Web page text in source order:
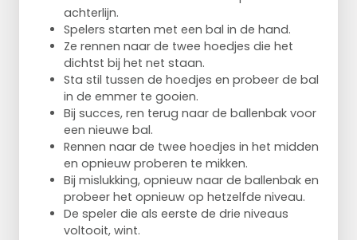
achterlijn.
Spelers starten met een bal in de hand.
Ze rennen naar de twee hoedjes die het
dichtst bij het net staan.
Sta stil tussen de hoedjes en probeer de bal
in de emmer te gooien.
Bij succes, ren terug naar de ballenbak voor
een nieuwe bal.
Rennen naar de twee hoedjes in het midden
en opnieuw proberen te mikken.
Bij mislukking, opnieuw naar de ballenbak en
probeer het opnieuw op hetzelfde niveau.
De speler die als eerste de drie niveaus
voltooit, wint.